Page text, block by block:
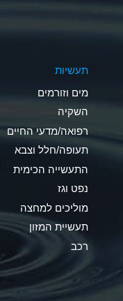
D
D
A
B
A
תעשיות
מים וזורמים
השקיה
רפואה/מדעי החיים
תעופה/חלל וצבא
התעשייה הכימית
נפט וגז
מוליכים למחצה
תעשיית המזון
רכב